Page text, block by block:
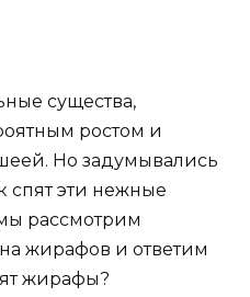
существа,
ростом и
Но задумывались
спят эти нежные
рассмотрим
жирафов и ответим
жирафы?